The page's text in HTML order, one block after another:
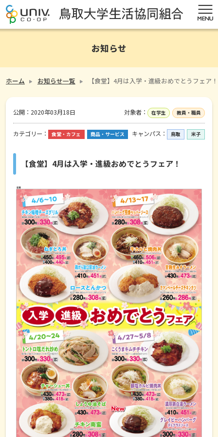
お知らせ
ホーム お知らせ一覧 【食堂】4月は入学・進級おめでとうフェア！
公開： 2020年03月18日 対象者： 在学生 教員・職員
カテゴリー： 食堂・カフェ 商品・サービス キャンパス： 鳥取 米子
【食堂】4月は入学・進級おめでとうフェア！